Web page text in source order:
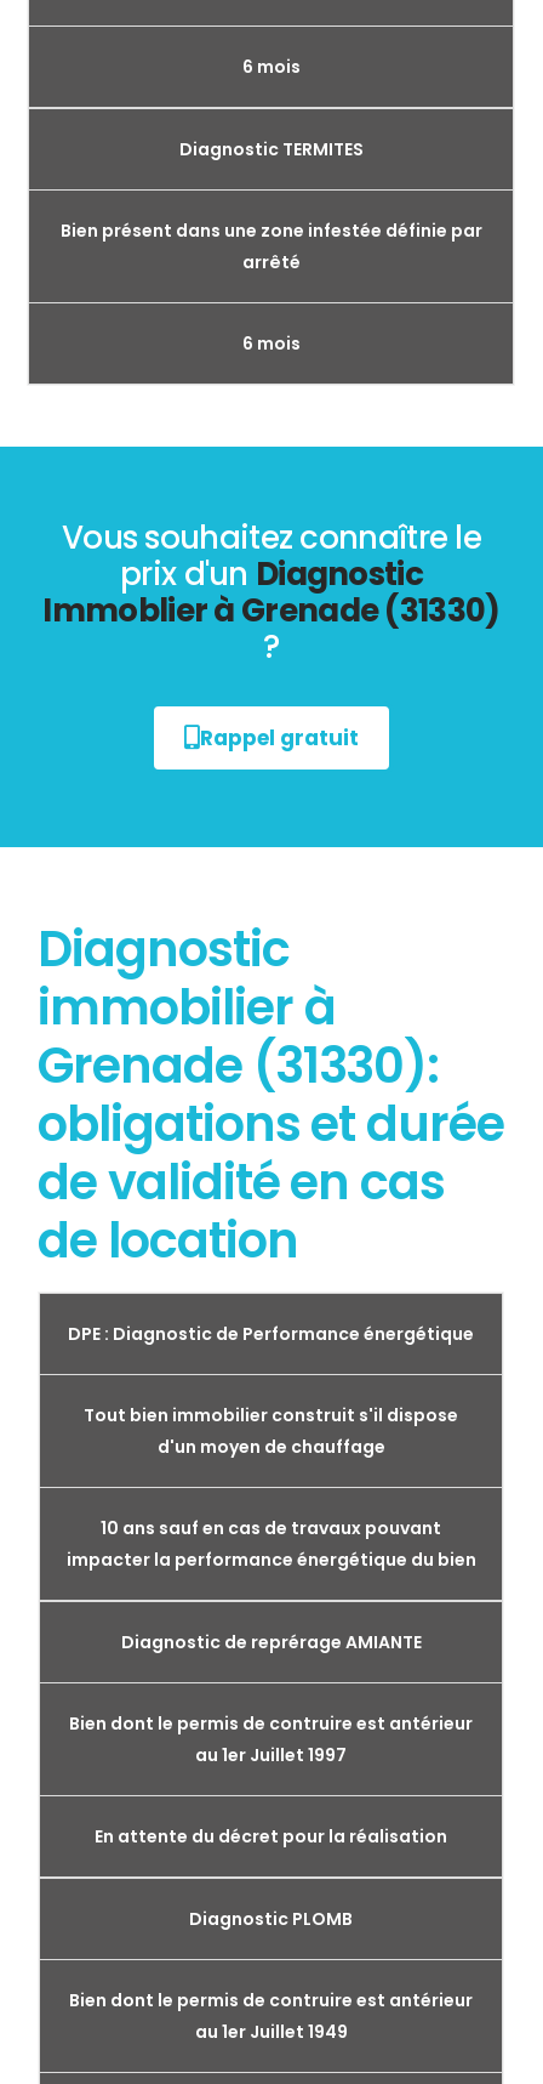
6 mois
Diagnostic TERMITES
Bien présent dans une zone infestée définie par
arrêté
6 mois
Vous souhaitez connaître le
prix d'un Diagnostic
Immoblier à Grenade (31330)
?
Rappel gratuit
Diagnostic
immobilier à
Grenade (31330):
obligations et durée
de validité en cas
de location
DPE : Diagnostic de Performance énergétique
Tout bien immobilier construit s'il dispose
d'un moyen de chauffage
10 ans sauf en cas de travaux pouvant
impacter la performance énergétique du bien
Diagnostic de reprérage AMIANTE
Bien dont le permis de contruire est antérieur
au 1er Juillet 1997
En attente du décret pour la réalisation
Diagnostic PLOMB
Bien dont le permis de contruire est antérieur
au 1er Juillet 1949